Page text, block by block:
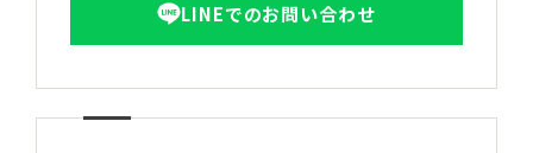
LINEでのお問い合わせ